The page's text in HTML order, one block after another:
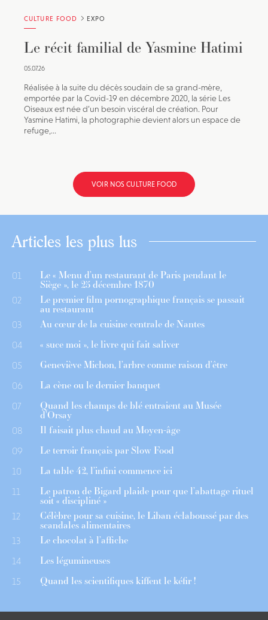
CULTURE FOOD EXPO
Le récit familial de Yasmine Hatimi
05.07.26
Réalisée à la suite du décès soudain de sa grand-mère,
emportée par la Covid-19 en décembre 2020, la série Les
Oiseaux est née d’un besoin viscéral de création. Pour
Yasmine Hatimi, la photographie devient alors un espace de
refuge,...
VOIR NOS CULTURE FOOD
Articles les plus lus
01 Le « Menu d’un restaurant de Paris pendant le
Siège », le 25 décembre 1870
02 Le premier film pornographique français se passait
au restaurant
03 Au cœur de la cuisine centrale de Nantes
04 « suce moi », le livre qui fait saliver
05 Geneviève Michon, l’arbre comme raison d’être
06 La cène ou le dernier banquet
07 Quand les champs de blé entraient au Musée
d’Orsay
08 Il faisait plus chaud au Moyen-âge
09 Le terroir français par Slow Food
10 La table 42, l’infini commence ici
11 Le patron de Bigard plaide pour que l’abattage rituel
soit « discipliné »
12 Célèbre pour sa cuisine, le Liban éclaboussé par des
scandales alimentaires
13 Le chocolat à l’affiche
14 Les légumineuses
15 Quand les scientifiques kiffent le kéfir !